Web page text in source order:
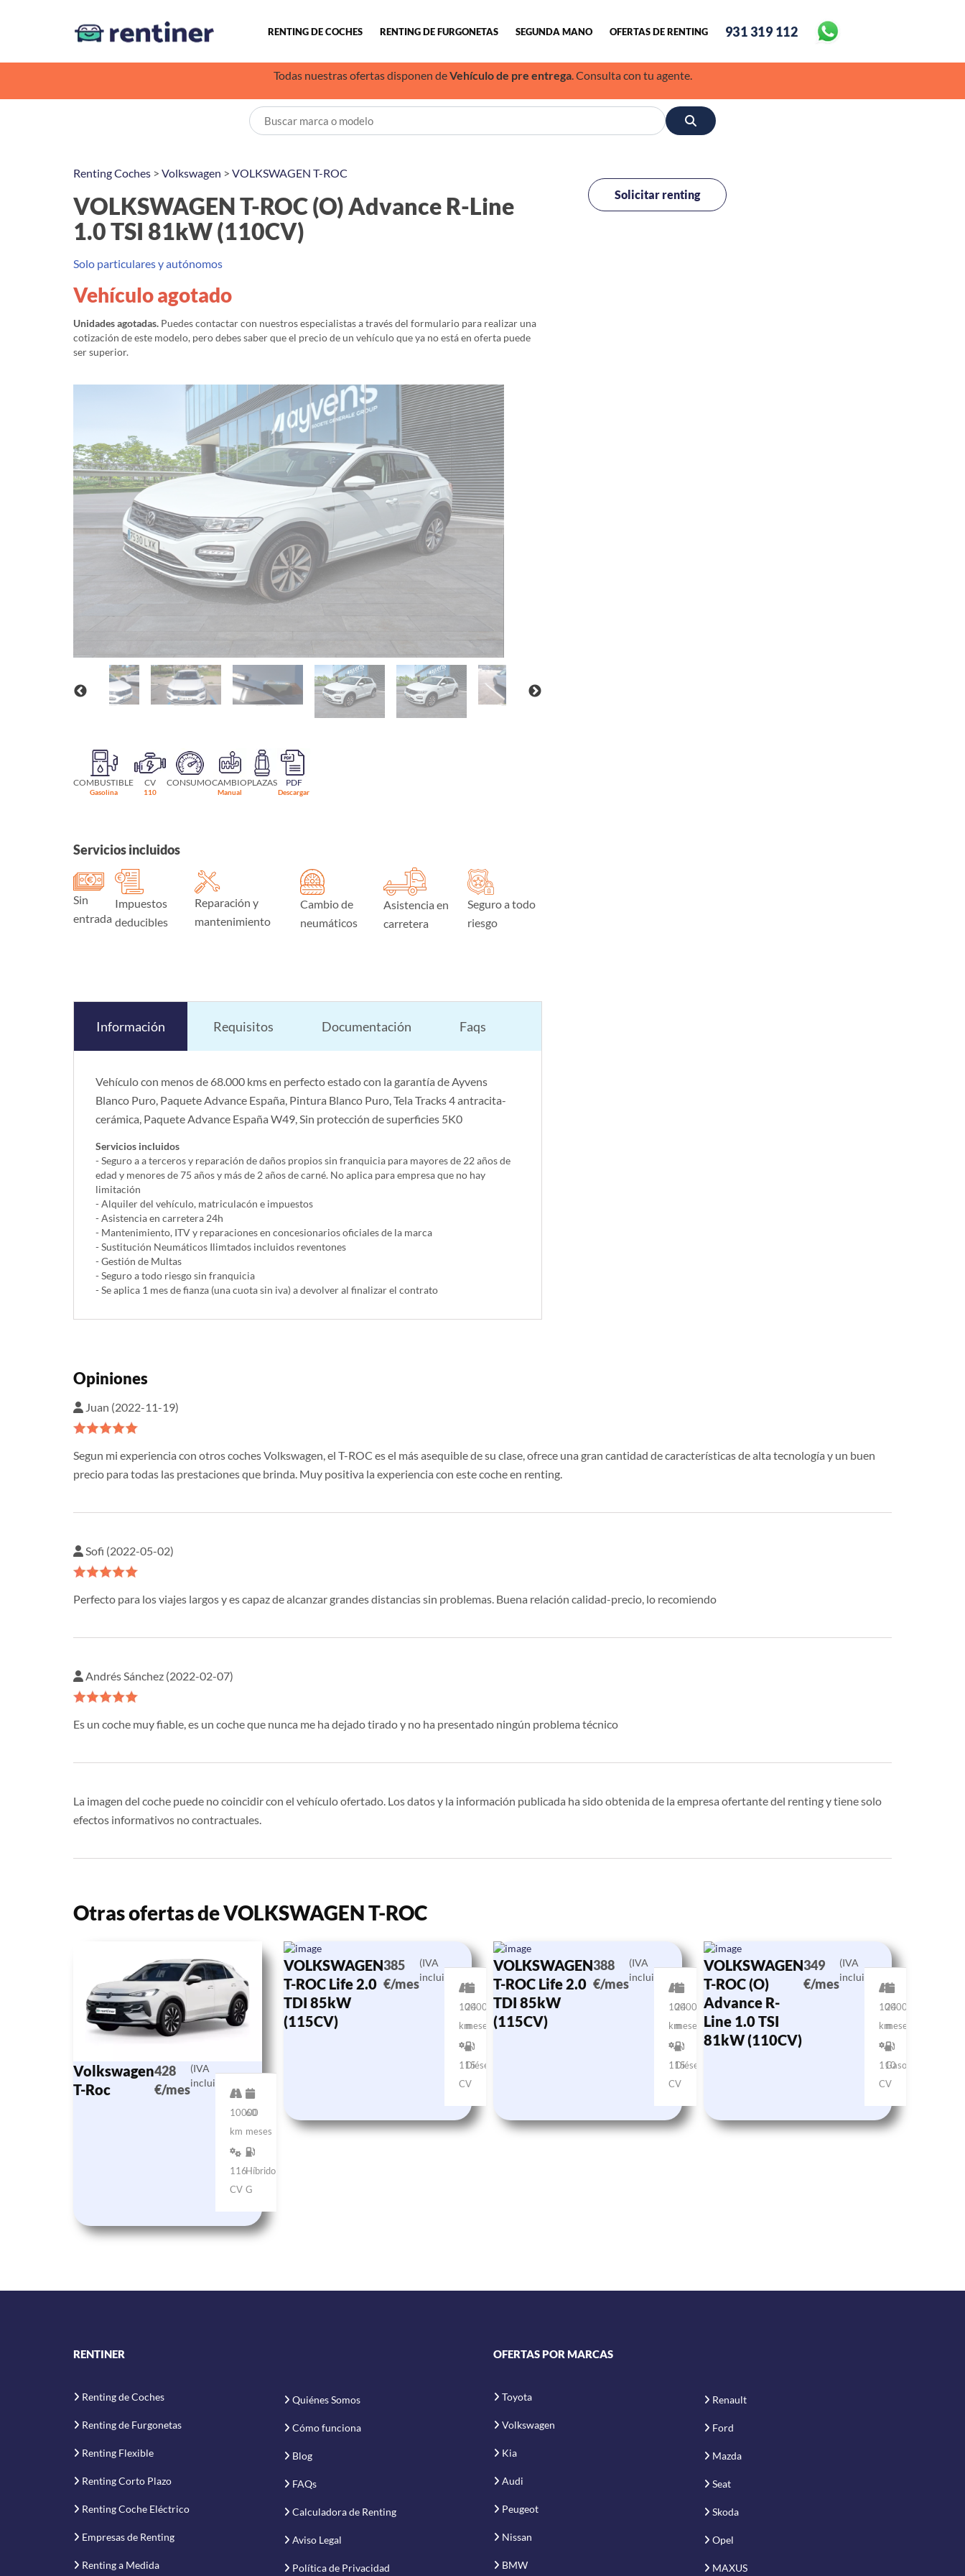
RENTING DE COCHES RENTING DE FURGONETAS SEGUNDA MANO OFERTAS DE RENTING 931 319 112
Todas nuestras ofertas disponen deVehículo de pre entrega. Consulta con tu agente.
Renting Coches > Volkswagen > VOLKSWAGEN T-ROC
VOLKSWAGEN T-ROC (O) Advance R-Line
1.0 TSI 81kW (110CV)
Solo particulares y autónomos
Vehículo agotado
Unidades agotadas. Puedes contactar con nuestros especialistas a través del formulario para realizar una
cotización de este modelo, pero debes saber que el precio de un vehículo que ya no está en oferta puede
ser superior.
COMBUSTIBLE
Gasolina
CV
110
CONSUMOCAMBIO
Manual
PLAZAS PDF
Descargar
Servicios incluidos
Sin
entrada
Impuestos
deducibles
Reparación y
mantenimiento
Cambio de
neumáticos
Asistencia en
carretera
Seguro a todo
riesgo
Información Requisitos Documentación Faqs
Vehículo con menos de 68.000 kms en perfecto estado con la garantía de Ayvens
Blanco Puro, Paquete Advance España, Pintura Blanco Puro, Tela Tracks 4 antracita-
cerámica, Paquete Advance España W49, Sin protección de superficies 5K0
Servicios incluidos
- Seguro a a terceros y reparación de daños propios sin franquicia para mayores de 22 años de
edad y menores de 75 años y más de 2 años de carné. No aplica para empresa que no hay
limitación
- Alquiler del vehí­culo, matriculacón e impuestos
- Asistencia en carretera 24h
- Mantenimiento, ITV y reparaciones en concesionarios oficiales de la marca
- Sustitución Neumáticos Ilimtados incluidos reventones
- Gestión de Multas
- Seguro a todo riesgo sin franquicia
- Se aplica 1 mes de fianza (una cuota sin iva) a devolver al finalizar el contrato
Solicitar renting
Opiniones
Juan (2022-11-19)
Segun mi experiencia con otros coches Volkswagen, el T-ROC es el más asequible de su clase, ofrece una gran cantidad de características de alta tecnología y un buen
precio para todas las prestaciones que brinda. Muy positiva la experiencia con este coche en renting.
Sofi (2022-05-02)
Perfecto para los viajes largos y es capaz de alcanzar grandes distancias sin problemas. Buena relación calidad-precio, lo recomiendo
Andrés Sánchez (2022-02-07)
Es un coche muy fiable, es un coche que nunca me ha dejado tirado y no ha presentado ningún problema técnico
La imagen del coche puede no coincidir con el vehículo ofertado. Los datos y la información publicada ha sido obtenida de la empresa ofertante del renting y tiene solo
efectos informativos no contractuales.
Otras ofertas de VOLKSWAGEN T-ROC
Volkswagen
T-Roc
428
€/mes
(IVA
incluido)
10000
km
60
meses
116
CV
Híbrido
G
VOLKSWAGEN
T-ROC Life 2.0
TDI 85kW
(115CV)
385
€/mes
(IVA
incluido)
10000
km
24
meses
115
CV
Diésel
VOLKSWAGEN
T-ROC Life 2.0
TDI 85kW
(115CV)
388
€/mes
(IVA
incluido)
10000
km
24
meses
115
CV
Diésel
VOLKSWAGEN
T-ROC (O)
Advance R-
Line 1.0 TSI
81kW (110CV)
349
€/mes
(IVA
incluido)
10000
km
24
meses
110
CV
Gasolina
RENTINER
Renting de Coches
Renting de Furgonetas
Renting Flexible
Renting Corto Plazo
Renting Coche Eléctrico
Empresas de Renting
Renting a Medida
Quiénes Somos
Cómo funciona
Blog
FAQs
Calculadora de Renting
Aviso Legal
Política de Privacidad
OFERTAS POR MARCAS
Toyota
Volkswagen
Kia
Audi
Peugeot
Nissan
BMW
Renault
Ford
Mazda
Seat
Skoda
Opel
MAXUS